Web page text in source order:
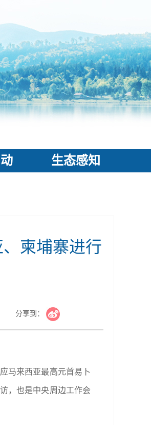
生态感知
柬埔寨进行
分享到：
马来西亚最高元首易卜
，也是中央周边工作会